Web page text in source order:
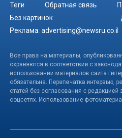
Теги Обратная связь
Без картинок
Реклама: advertising@newsru.co.il
Все права на материалы,
охраняются в соответствии с
использовании материалов сайта
обязательна. Перепечатка интервью,
статей без согласования с
соцсетях. Использование